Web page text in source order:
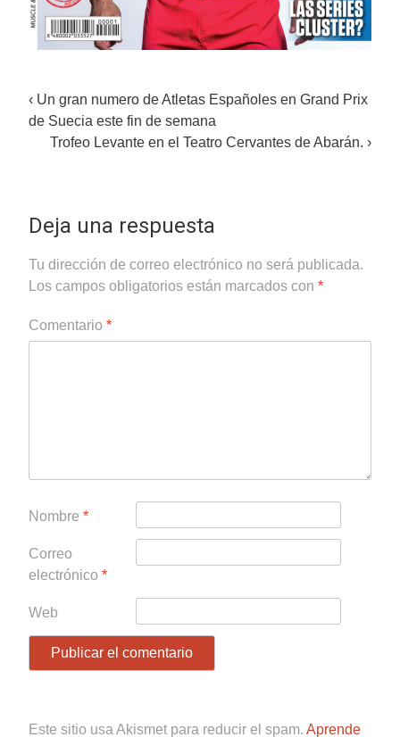
Post
navigation
‹ Un gran numero de Atletas Españoles en Grand Prix
de Suecia este fin de semana
Trofeo Levante en el Teatro Cervantes de Abarán. ›
Deja una respuesta
Tu dirección de correo electrónico no será publicada.
Los campos obligatorios están marcados con *
Comentario *
Nombre *
Correo
electrónico *
Web
Este sitio usa Akismet para reducir el spam. Aprende